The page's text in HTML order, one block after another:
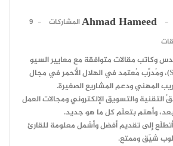
Ahmad Hameed
9
وكاتب مقالات متوافقة مع معايير السيو
(SEO)، ومُدرِّب مُعتمد في الهلال الأحمر في مجال
المهني ودعم المشاريع الصغيرة.
التقنية والتسويق الإلكتروني ومجالات العمل
وأهتم بتعلّم كل ما هو جديد.
إلى تقديم أفضل وأشمل معلومة للقارئ
شيّق وممتع.